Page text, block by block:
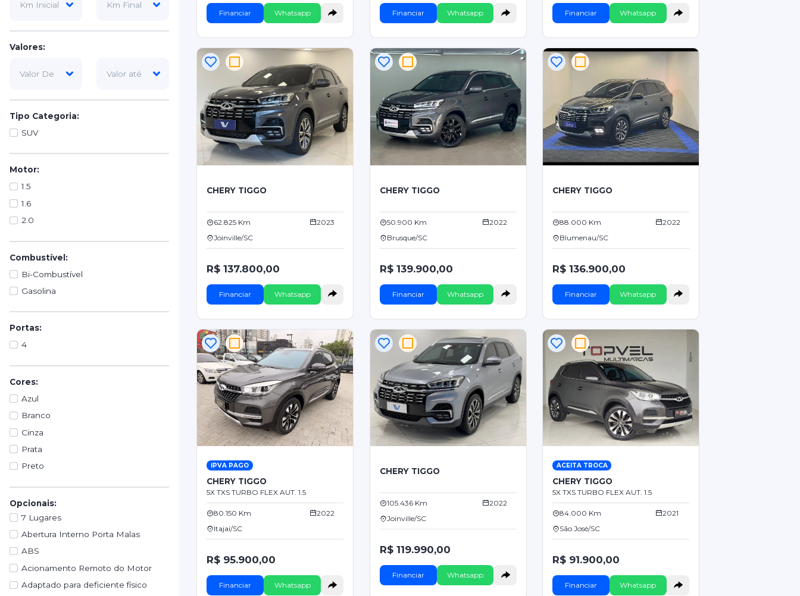
Valores:
Tipo Categoria:
SUV
Motor:
1.5
1.6
2.0
Combustível:
Bi-Combustível
Gasolina
Portas:
4
Cores:
Azul
Branco
Cinza
Prata
Preto
Opcionais:
7 Lugares
Abertura Interno Porta Malas
ABS
Acionamento Remoto do Motor
Adaptado para deficiente físico
Financiar Whatsapp Financiar Whatsapp Financiar Whatsapp
CHERY TIGGO
62.825 Km
2023
Joinville/SC
R$ 137.800,00
Financiar Whatsapp
CHERY TIGGO
50.900 Km
2022
Brusque/SC
R$ 139.900,00
Financiar Whatsapp
CHERY TIGGO
88.000 Km
2022
Blumenau/SC
R$ 136.900,00
Financiar Whatsapp
IPVA PAGO
CHERY TIGGO
5X TXS TURBO FLEX AUT. 1.5
80.150 Km
2022
Itajaí/SC
R$ 95.900,00
Financiar Whatsapp
CHERY TIGGO
105.436 Km
2022
Joinville/SC
R$ 119.990,00
Financiar Whatsapp
ACEITA TROCA
CHERY TIGGO
5X TXS TURBO FLEX AUT. 1.5
84.000 Km
2021
São José/SC
R$ 91.900,00
Financiar Whatsapp